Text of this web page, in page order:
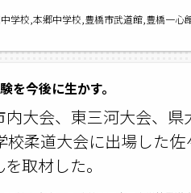
学校,本郷中学校,豊橋市武道館,豊橋一
を今後に生かす。
大会、東三河大会、県
校柔道大会に出場した佐
取材した。